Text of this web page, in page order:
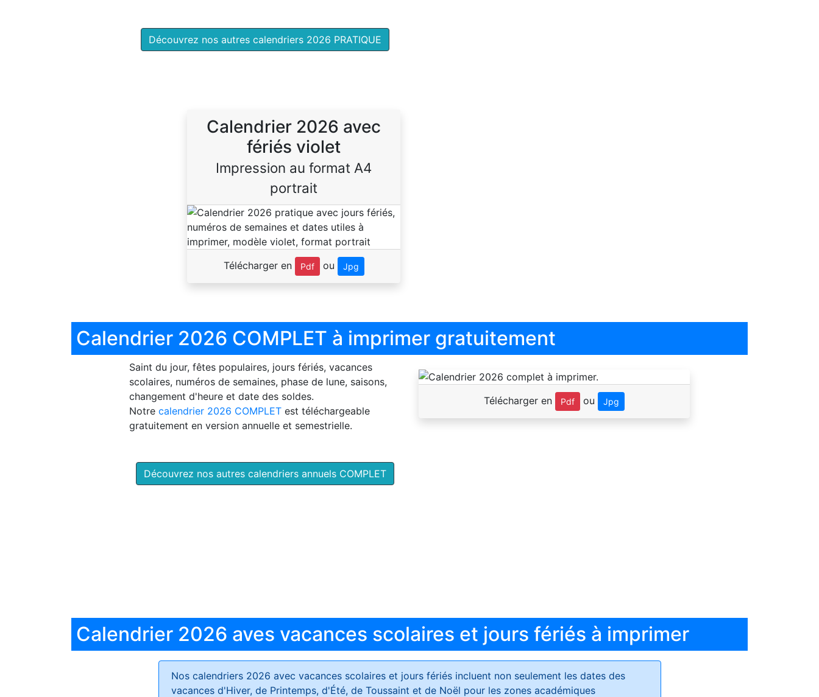
Découvrez nos autres calendriers 2026 PRATIQUE
Calendrier 2026 avec
fériés violet
Impression au format A4
portrait
Télécharger en Pdf ou Jpg
Calendrier 2026 COMPLET à imprimer gratuitement
Saint du jour, fêtes populaires, jours fériés, vacances
scolaires, numéros de semaines, phase de lune, saisons,
changement d'heure et date des soldes.
Notre calendrier 2026 COMPLET est téléchargeable
gratuitement en version annuelle et semestrielle.
Découvrez nos autres calendriers annuels COMPLET
Télécharger en Pdf ou Jpg
Calendrier 2026 aves vacances scolaires et jours fériés à imprimer
Nos calendriers 2026 avec vacances scolaires et jours fériésincluent non seulement les dates des
vacances d'Hiver, de Printemps, d'Été, de Toussaint et de Noël pour les zones académiques